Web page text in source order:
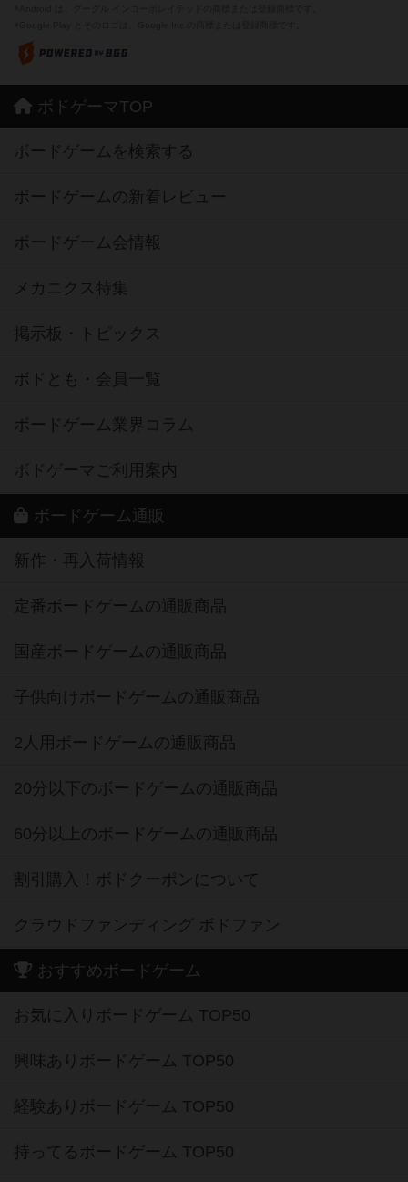
ボドゲーマTOP
ボードゲームを検索する
ボードゲームの新着レビュー
ボードゲーム会情報
メカニクス特集
掲示板・トピックス
ボドとも・会員一覧
ボードゲーム業界コラム
ボドゲーマご利用案内
ボードゲーム通販
新作・再入荷情報
定番ボードゲームの通販商品
国産ボードゲームの通販商品
子供向けボードゲームの通販商品
2人用ボードゲームの通販商品
20分以下のボードゲームの通販商品
60分以上のボードゲームの通販商品
割引購入！ボドクーポンについて
クラウドファンディング ボドファン
おすすめボードゲーム
お気に入りボードゲーム TOP50
興味ありボードゲーム TOP50
経験ありボードゲーム TOP50
持ってるボードゲーム TOP50